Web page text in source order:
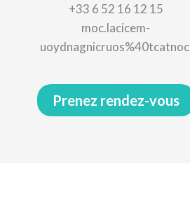
+33 6 52 16 12 15
moc.lacicem-
uoydnagnicruos%40tcatnoc
Prenez rendez-vous